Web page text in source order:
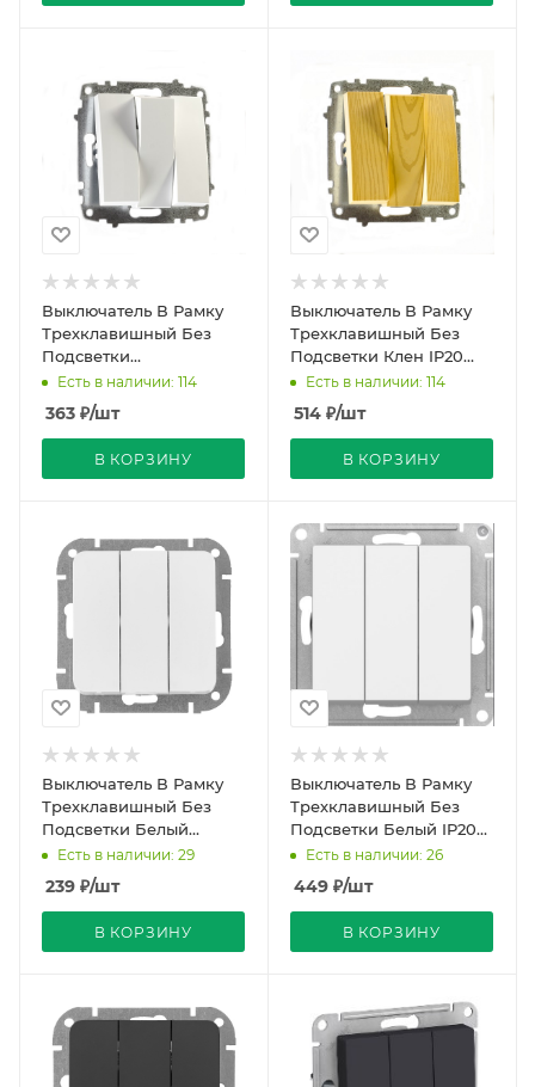
Выключатель В Рамку
Трехклавишный Без
Подсветки
Белоснежный IP20 10А
250В Zena Vega El-BI
Есть в наличии: 114
363 ₽/шт
В КОРЗИНУ
Выключатель В Рамку
Трехклавишный Без
Подсветки Клен IP20
10А 250В Zena Vega El-
Есть в наличии: 114
514 ₽/шт
В КОРЗИНУ
Выключатель В Рамку
Трехклавишный Без
Подсветки Белый
глянцевый IP20 10А
Есть в наличии: 29
239 ₽/шт
В КОРЗИНУ
Выключатель В Рамку
Трехклавишный Без
Подсветки Белый IP20
10А 250В ATLASDESIGN
Есть в наличии: 26
449 ₽/шт
В КОРЗИНУ